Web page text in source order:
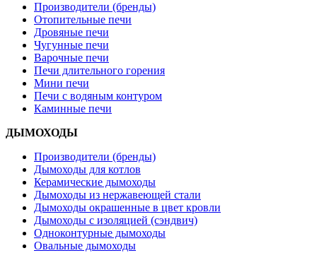
Производители (бренды)
Отопительные печи
Дровяные печи
Чугунные печи
Варочные печи
Печи длительного горения
Мини печи
Печи с водяным контуром
Каминные печи
ДЫМОХОДЫ
Производители (бренды)
Дымоходы для котлов
Керамические дымоходы
Дымоходы из нержавеющей стали
Дымоходы окрашенные в цвет кровли
Дымоходы с изоляцией (сэндвич)
Одноконтурные дымоходы
Овальные дымоходы